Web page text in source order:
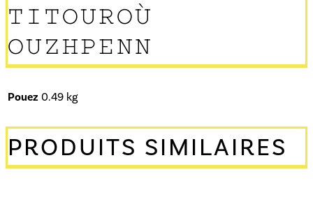
TITOUROÙ
OUZHPENN
Pouez 0.49 kg
PRODUITS SIMILAIRES